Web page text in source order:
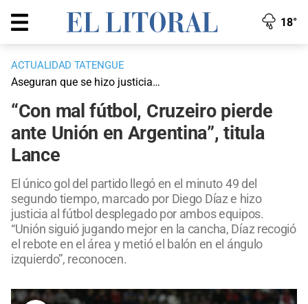
18°
ACTUALIDAD TATENGUE
Aseguran que se hizo justicia…
“Con mal fútbol, Cruzeiro pierde
ante Unión en Argentina”, titula
Lance
El único gol del partido llegó en el minuto 49 del
segundo tiempo, marcado por Diego Díaz e hizo
justicia al fútbol desplegado por ambos equipos.
“Unión siguió jugando mejor en la cancha, Díaz recogió
el rebote en el área y metió el balón en el ángulo
izquierdo”, reconocen.